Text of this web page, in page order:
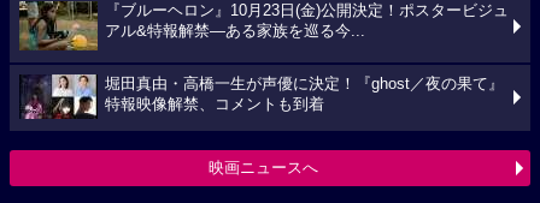
『ブルーヘロン』10月23日(金)公開決定！ポスタービジュ
アル&特報解禁―ある家族を巡る今...
堀田真由・高橋一生が声優に決定！『ghost／夜の果て』
特報映像解禁、コメントも到着
映画ニュースへ